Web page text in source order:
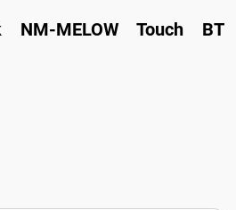
NM-MELOW Touch BT